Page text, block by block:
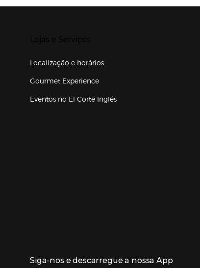
Localização e horários
Gourmet Experience
Eventos no El Corte Inglés
Siga-nos e descarregue a nossa App